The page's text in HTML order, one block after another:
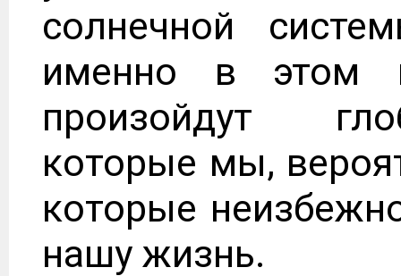
солнечной
именно в этом
произойдут
которые мы,
которые
нашу жизнь.